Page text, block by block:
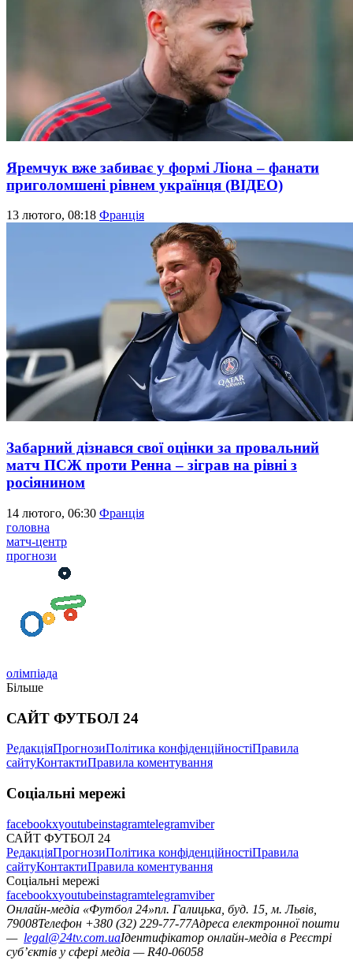
Яремчук вже забиває у формі Ліона – фанати
приголомшені рівнем українця (ВІДЕО)
13 лютого, 08:18 Франція
Забарний дізнався свої оцінки за провальний
матч ПСЖ проти Ренна – зіграв на рівні з
росіянином
14 лютого, 06:30 Франція
головна
матч-центр
прогнози
олімпіада
Більше
САЙТ ФУТБОЛ 24
РедакціяПрогнозиПолітика конфіденційностіПравила
сайтуКонтактиПравила коментування
Соціальні мережі
facebookxyoutubeinstagramtelegramviber
САЙТ ФУТБОЛ 24
РедакціяПрогнозиПолітика конфіденційностіПравила
сайтуКонтактиПравила коментування
Соціальні мережі
facebookxyoutubeinstagramtelegramviber
Онлайн-медіа «Футбол 24»пл. Галицька, буд. 15, м. Львів,
79008Телефон +380 (32) 229-77-77Адреса електронної пошти
— legal@24tv.com.uaІдентифікатор онлайн-медіа в Реєстрі
суб’єктів у сфері медіа — R40-06058